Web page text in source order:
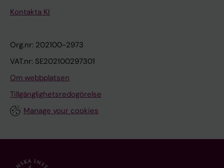
Kontakta KI
Org.nr: 202100-2973
VAT.nr: SE202100297301
Om webbplatsen
Tillgänglighetsredogörelse
Manage your cookies